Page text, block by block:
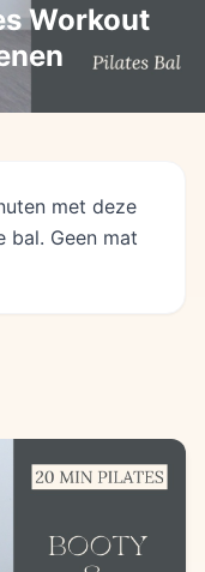
Workout
met deze
bal. Geen mat